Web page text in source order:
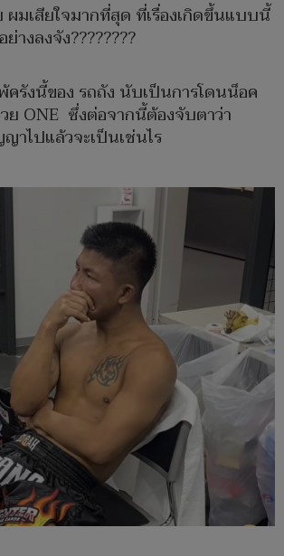
มเสียใจมากที่สุด ที่เรื่องเกิดขึ้นแบบนี้
งลงจัง????????
รังนี้ของ รถถัง นับเป็นการโดนน็อค
ย ONE ซึ่งต่อจากนี้ต้องจับตาว่า
ไปแล้วจะเป็นเช่นไร